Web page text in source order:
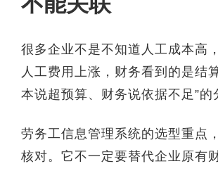
很多企业不是不知道人工成本高
人工费用上涨，财务看到的是结
本说超预算、财务说依据不足”的
劳务工信息管理系统的选型重点
核对。它不一定要替代企业原有